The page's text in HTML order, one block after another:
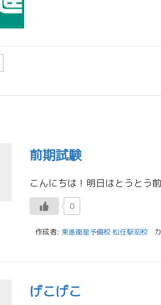
前期試験
0
作成者: 東進衛星予備校 松任駅前校
げこげこ